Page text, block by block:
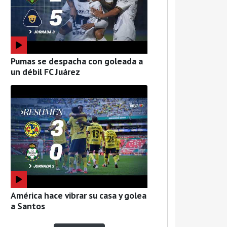
Pumas se despacha con goleada a
un débil FC Juárez
América hace vibrar su casa y golea
a Santos